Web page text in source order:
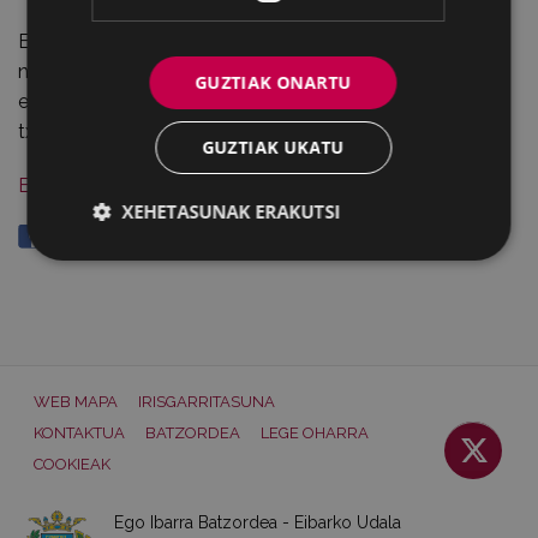
Eibarko Udaleko Ego Ibarra Batzordeak eskerrak eman
nahi dizkie EITBko Julian Beloki eta Odile Kruzetari
elkarrizketa hauen pasarte interesgarrienak webgunean
txertatzeko baimena emateagatik.
Eibartarren Ahotan
WEB MAPA
IRISGARRITASUNA
KONTAKTUA
BATZORDEA
LEGE OHARRA
COOKIEAK
Ego Ibarra Batzordea - Eibarko Udala
GUZTIAK ONARTU
GUZTIAK UKATU
XEHETASUNAK ERAKUTSI